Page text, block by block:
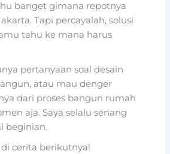
banget gimana repotnya
Tapi percayalah, solusi
tahu ke mana harus
pertanyaan soal desain
atau mau denger
dari proses bangun rumah
aja. Saya selalu senang
beginian.
cerita berikutnya!